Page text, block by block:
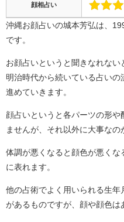
顔相占い
沖縄お顔占いの城本芳弘は、
です。
お顔占いというと聞きなれない
明治時代から続いている占い
進めていきます。
顔占いというと各パーツの形
ませんが、それ以外に大事なの
体調が悪くなると顔色が悪く
に表れます。
他の占術でよく用いられる生年
があるものですが、顔や顔色は